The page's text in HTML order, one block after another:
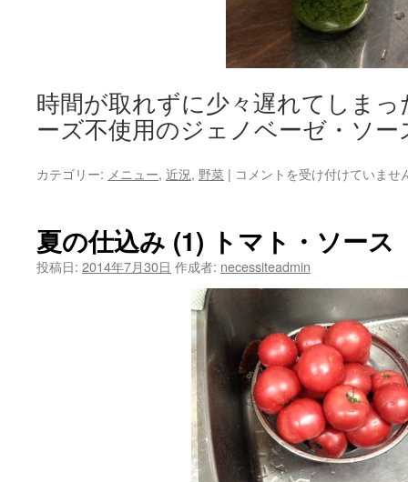
時間が取れずに少々遅れてしま
ーズ不使用のジェノベーゼ・ソ
カテゴリー: メニュー, 近況, 野菜 | 夏
み
(2)
ソ
ー
ス
は
コメントを受け付けていませ
夏の仕込み (1) トマト・ソース
投稿日: 2014年7月30日 作成者: necessiteadmin